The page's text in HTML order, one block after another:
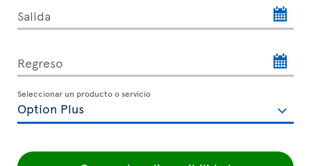
Salida
Regreso
Seleccionar un producto o servicio